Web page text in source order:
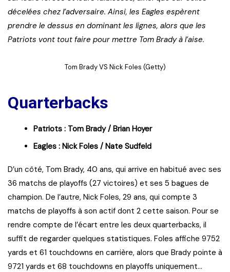
décelées chez l’adversaire. Ainsi, les Eagles espèrent
prendre le dessus en dominant les lignes, alors que les
Patriots vont tout faire pour mettre Tom Brady à l’aise.
Tom Brady VS Nick Foles (Getty)
Quarterbacks
Patriots : Tom Brady / Brian Hoyer
Eagles : Nick Foles / Nate Sudfeld
D’un côté, Tom Brady, 40 ans, qui arrive en habitué avec ses
36 matchs de playoffs (27 victoires) et ses 5 bagues de
champion. De l’autre, Nick Foles, 29 ans, qui compte 3
matchs de playoffs à son actif dont 2 cette saison. Pour se
rendre compte de l’écart entre les deux quarterbacks, il
suffit de regarder quelques statistiques. Foles affiche 9752
yards et 61 touchdowns en carrière, alors que Brady pointe à
9721 yards et 68 touchdowns en playoffs uniquement…